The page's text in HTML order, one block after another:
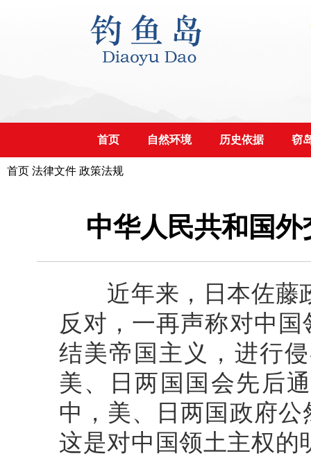
首页 自然环境 历史依据 窃
首页 法律文件 政策法规
中华人民共和国外
近年来，日本佐藤
反对，一再声称对中国
结美帝国主义，进行
美、日两国国会先后
中，美、日两国政府公
这是对中国领土主权的